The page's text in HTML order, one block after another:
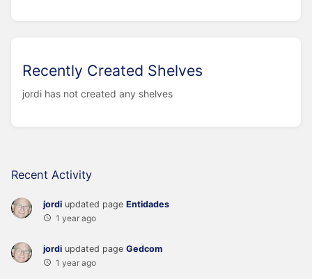
Recent Activity
jordi updated page Entidades
1 year ago
jordi updated page Gedcom
1 year ago
Recently Created Shelves
jordi has not created any shelves